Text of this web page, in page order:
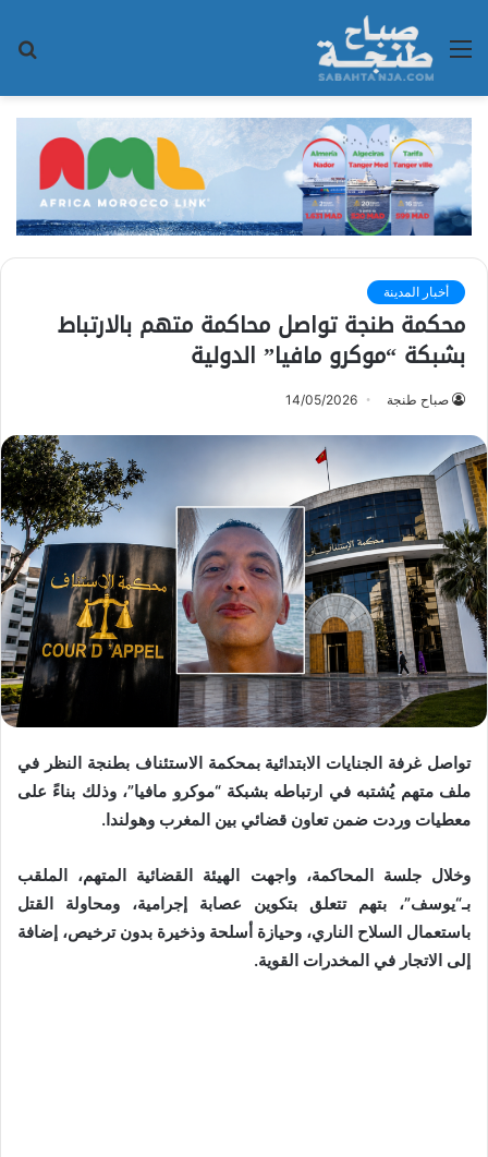
القائمة
أخبار المدينة
محكمة طنجة تواصل محاكمة متهم بالارتباط
بشبكة “موكرو مافيا” الدولية
صباح طنجة 14/05/2026
تواصل غرفة الجنايات الابتدائية بمحكمة الاستئناف بطنجة النظر في
ملف متهم يُشتبه في ارتباطه بشبكة “موكرو مافيا”، وذلك بناءً على
معطيات وردت ضمن تعاون قضائي بين المغرب وهولندا.
وخلال جلسة المحاكمة، واجهت الهيئة القضائية المتهم، الملقب
بـ“يوسف”، بتهم تتعلق بتكوين عصابة إجرامية، ومحاولة القتل
باستعمال السلاح الناري، وحيازة أسلحة وذخيرة بدون ترخيص، إضافة
إلى الاتجار في المخدرات القوية.